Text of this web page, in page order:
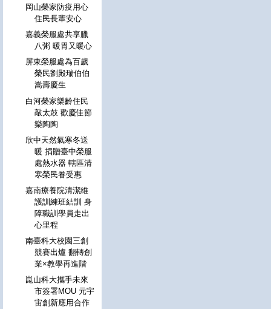
岡山榮家防疫用心
住民長輩安心
嘉義榮服處共享臘
八粥 暖胃又暖心
屏東榮服處為百歲
榮民劉殿瑞伯伯
嵩壽慶生
白河榮家樂齡住民
敲太鼓 歡慶佳節
樂陶陶
欣中天然氣寒冬送
暖 捐贈臺中榮服
處熱水器 轄區清
寒榮民眷受惠
嘉南療養院清潔維
護訓練班結訓 身
障職訓學員走出
心里程
南臺科大校園三創
競賽出爐 翻轉創
業×教學再進階
崑山科大攜手未來
市簽署MOU 元宇
宙創新應用合作